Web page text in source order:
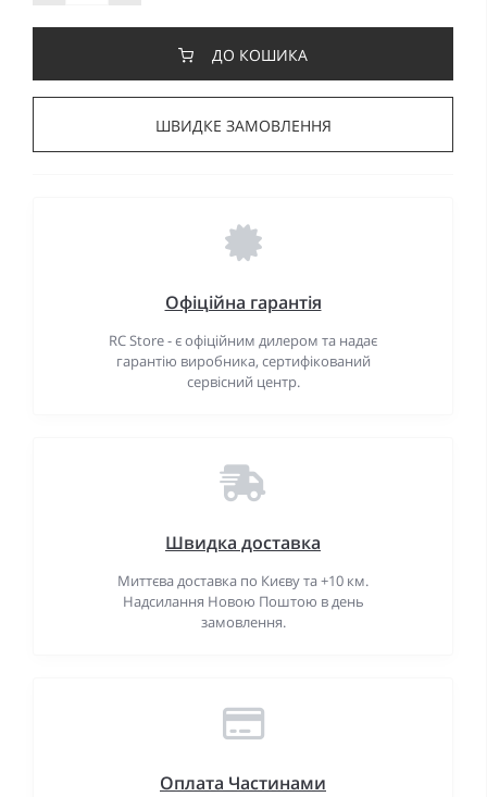
ДО КОШИКА
ШВИДКЕ ЗАМОВЛЕННЯ
Офіційна гарантія
RC Store - є офіційним дилером та надає
гарантію виробника, сертифікований
сервісний центр.
Швидка доставка
Миттєва доставка по Києву та +10 км.
Надсилання Новою Поштою в день
замовлення.
Оплата Частинами